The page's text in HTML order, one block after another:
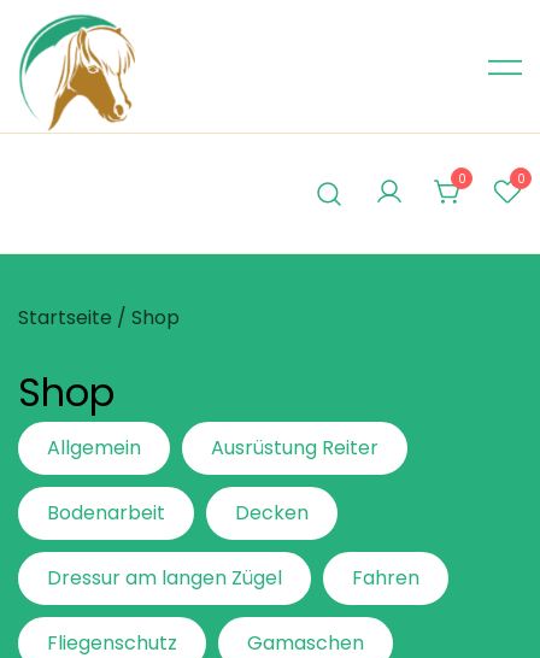
content
0 0
Startseite / Shop
Shop
Allgemein Ausrüstung Reiter
Bodenarbeit Decken
Dressur am langen Zügel Fahren
Fliegenschutz Gamaschen